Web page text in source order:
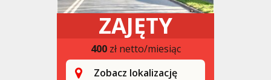
ZAJĘTY
400zł netto/miesiąc
Zobacz lokalizację